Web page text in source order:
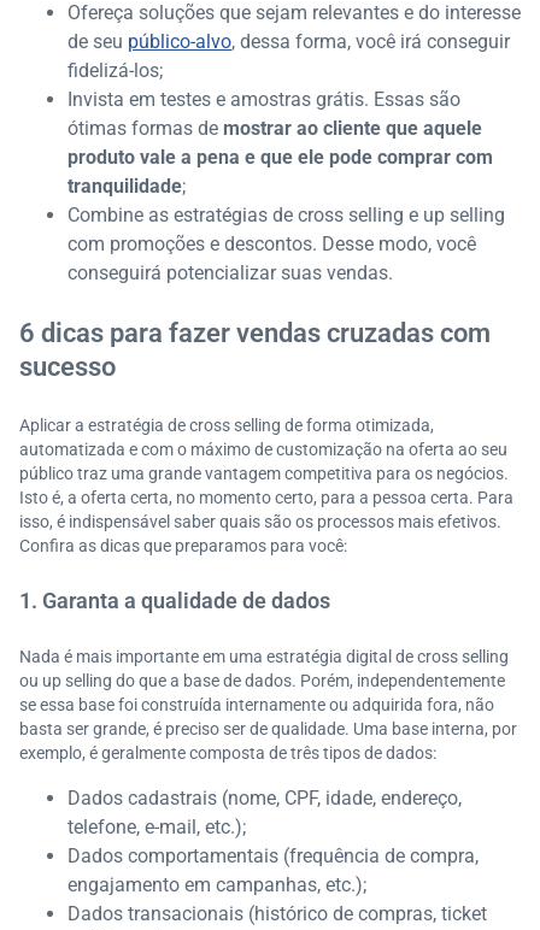
Ofereça soluções que sejam relevantes e do interesse
de seu público-alvo, dessa forma, você irá conseguir
fidelizá-los;
Invista em testes e amostras grátis. Essas são
ótimas formas de mostrar ao cliente que aquele
produto vale a pena e que ele pode comprar com
tranquilidade;
Combine as estratégias de cross selling e up selling
com promoções e descontos. Desse modo, você
conseguirá potencializar suas vendas.
6 dicas para fazer vendas cruzadas com
sucesso
Aplicar a estratégia de cross selling de forma otimizada,
automatizada e com o máximo de customização na oferta ao seu
público traz uma grande vantagem competitiva para os negócios.
Isto é, a oferta certa, no momento certo, para a pessoa certa. Para
isso, é indispensável saber quais são os processos mais efetivos.
Confira as dicas que preparamos para você:
1. Garanta a qualidade de dados
Nada é mais importante em uma estratégia digital de cross selling
ou up selling do que a base de dados. Porém, independentemente
se essa base foi construída internamente ou adquirida fora, não
basta ser grande, é preciso ser de qualidade. Uma base interna, por
exemplo, é geralmente composta de três tipos de dados:
Dados cadastrais (nome, CPF, idade, endereço,
telefone, e-mail, etc.);
Dados comportamentais (frequência de compra,
engajamento em campanhas, etc.);
Dados transacionais (histórico de compras, ticket